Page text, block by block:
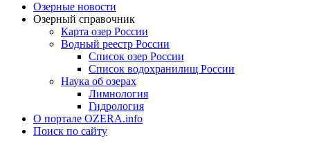
Озерные новости
Озерный справочник
Карта озер России
Водный реестр России
Список озер России
Список водохранилищ России
Наука об озерах
Лимнология
Гидрология
О портале OZERA.info
Поиск по сайту